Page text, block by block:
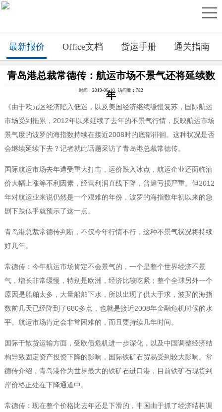
最新报价 Office文档 货运手册 通关指南
青岛港总裁常德传：航运市场不景气还将延续数
年
时间：2019-06-10 访问量：782
《由于欧元区经济陷入低迷，以及美国经济继续缓慢复苏，国际航运
市场受到拖累，2012年以来延续了去年的不景气行情，反映航运市场
景气度的波罗的海指数持续在接近2008时的底部徘徊。这种状况是否
会继续延续下去？记者就此话题采访了青岛港总裁常德传。
国际航运市场去年遭受重大打击，运价跌入冰点，航运企业还面临油
价大幅上涨等不利因素，经营利润直线下降，普遍亏损严重。但2012
年对航运业来说仍然是一个艰难的年份，波罗的海指数年初以来的急
剧下跌似乎就预示了这一点。
青岛港总裁常德传判断，不仅今年行情不行，这种不景气状况将持续
好几年。
常德传：今年航运市场肯定不会景气的，一个是整个世界经济不景
气，增长非常缓慢，特别是欧洲，经济比较吃紧；整个全球另外一个
原因是船舶太多，大量船舶下水，所以出现了供大于求，波罗的海指
数前几天已经降到了680多点，也就是接近2008年金融危机时候的水
平。航运市场肯定会非常困难的，而且要持续几年时间。
国际干散货运输方面，受欧债危机进一步深化，以及中国调整经济结
构导致固定资产投资下降的影响，国际铁矿石贸易受到较大影响。常
德传介绍，青岛港作为世界最大的铁矿石进口港，目前铁矿石现货到
岸价格正处在下降通道中。
常德传：现在整个价格比去年还是下滑的，中国由于抓了经济结构调